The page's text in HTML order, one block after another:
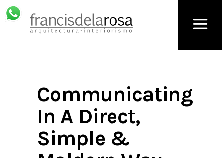
Communicating
In A Direct,
Simple &